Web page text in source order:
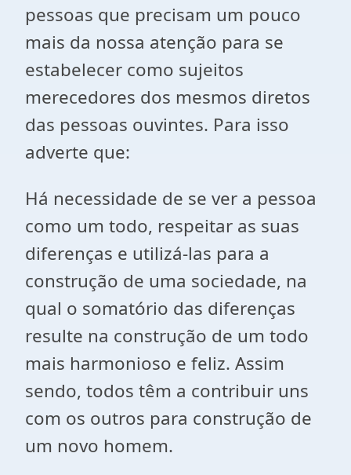
pessoas que precisam um pouco
mais da nossa atenção para se
estabelecer como sujeitos
merecedores dos mesmos diretos
das pessoas ouvintes. Para isso
adverte que:
Há necessidade de se ver a pessoa
como um todo, respeitar as suas
diferenças e utilizá-las para a
construção de uma sociedade, na
qual o somatório das diferenças
resulte na construção de um todo
mais harmonioso e feliz. Assim
sendo, todos têm a contribuir uns
com os outros para construção de
um novo homem.